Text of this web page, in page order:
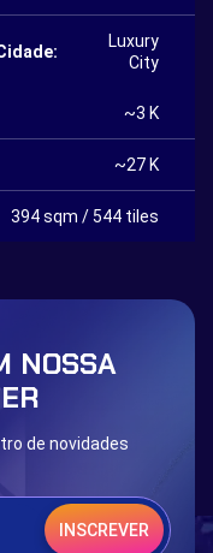
Luxury
City
~3 K
~27 K
394 sqm / 544 tiles
NOSSA
de novidades
INSCREVER